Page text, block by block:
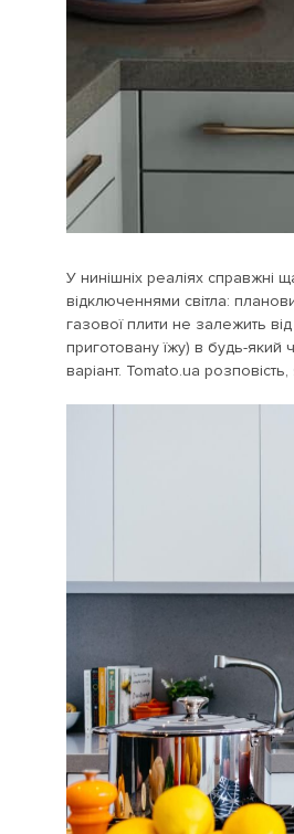
У нинішніх реаліях справжні
відключеннями світла:
газової плити не залежить
приготовану їжу) в будь-
варіант. Tomato.ua